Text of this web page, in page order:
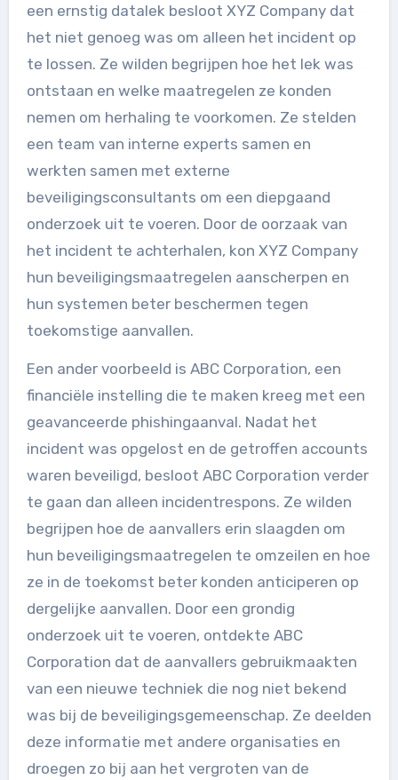
een ernstig datalek besloot XYZ Company dat
het niet genoeg was om alleen het incident op
te lossen. Ze wilden begrijpen hoe het lek was
ontstaan en welke maatregelen ze konden
nemen om herhaling te voorkomen. Ze stelden
een team van interne experts samen en
werkten samen met externe
beveiligingsconsultants om een diepgaand
onderzoek uit te voeren. Door de oorzaak van
het incident te achterhalen, kon XYZ Company
hun beveiligingsmaatregelen aanscherpen en
hun systemen beter beschermen tegen
toekomstige aanvallen.
Een ander voorbeeld is ABC Corporation, een
financiële instelling die te maken kreeg met een
geavanceerde phishingaanval. Nadat het
incident was opgelost en de getroffen accounts
waren beveiligd, besloot ABC Corporation verder
te gaan dan alleen incidentrespons. Ze wilden
begrijpen hoe de aanvallers erin slaagden om
hun beveiligingsmaatregelen te omzeilen en hoe
ze in de toekomst beter konden anticiperen op
dergelijke aanvallen. Door een grondig
onderzoek uit te voeren, ontdekte ABC
Corporation dat de aanvallers gebruikmaakten
van een nieuwe techniek die nog niet bekend
was bij de beveiligingsgemeenschap. Ze deelden
deze informatie met andere organisaties en
droegen zo bij aan het vergroten van de